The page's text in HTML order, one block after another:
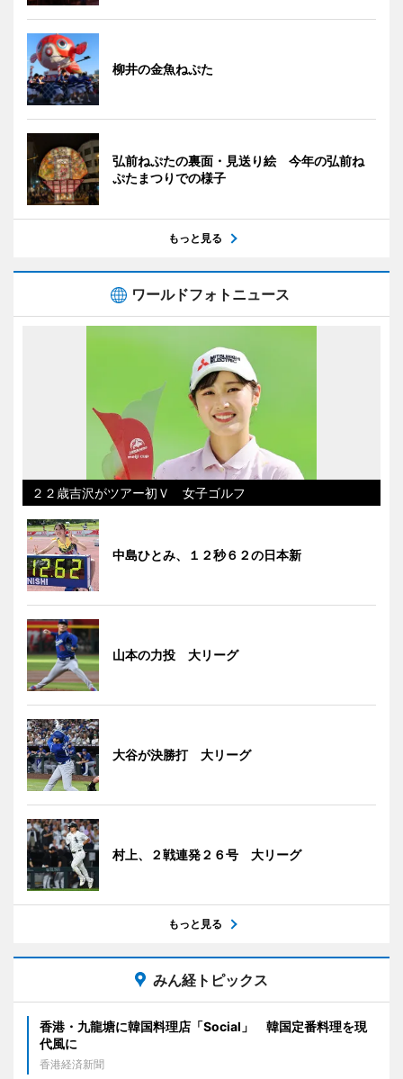
柳井の金魚ねぷた
弘前ねぷたの裏面・見送り絵 今年の弘前ね
ぷたまつりでの様子
もっと見る
ワールドフォトニュース
２２歳吉沢がツアー初Ｖ 女子ゴルフ
中島ひとみ、１２秒６２の日本新
山本の力投 大リーグ
大谷が決勝打 大リーグ
村上、２戦連発２６号 大リーグ
もっと見る
みん経トピックス
香港・九龍塘に韓国料理店「Social」 韓国定番料理を現
代風に
香港経済新聞